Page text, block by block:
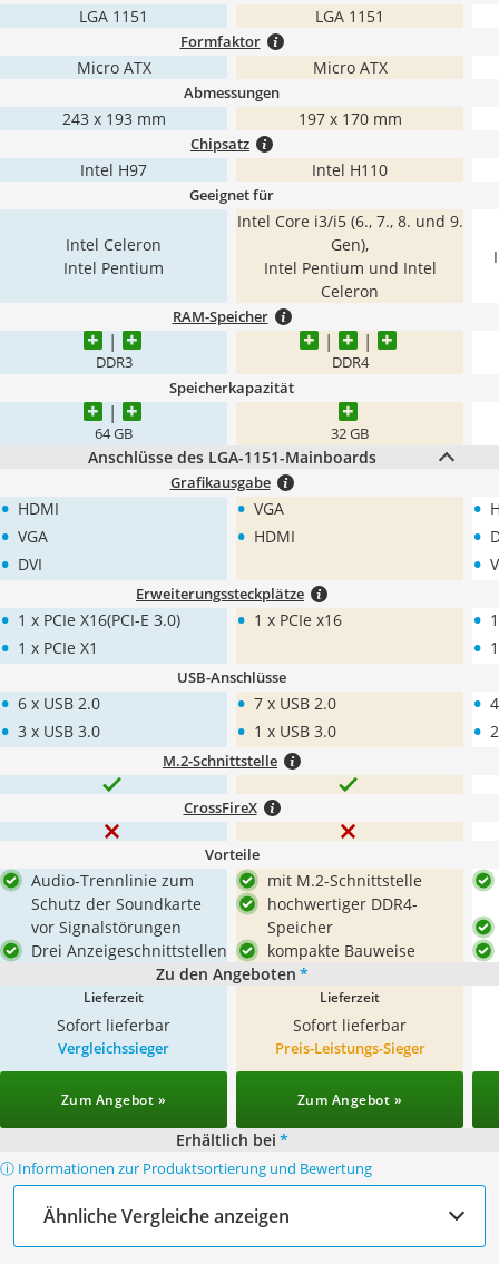
LGA 1151 LGA 1151
Formfaktor
Micro ATX Micro ATX
Abmessungen
243 x 193 mm 197 x 170 mm
Chipsatz
Intel H97 Intel H110
Geeignet für
Intel Celeron
Intel Pentium
Intel Core i3/i5 (6., 7., 8. und 9.
Gen),
Intel Pentium und Intel
Celeron
RAM-Speicher
DDR3 DDR4
Speicherkapazität
64 GB 32 GB
Anschlüsse des LGA-1151-Mainboards
Grafikausgabe
• HDMI
• VGA
• DVI
• VGA
• HDMI
•
•
•
Erweiterungssteckplätze
• 1 x PCIe X16(PCI-E 3.0)
• 1 x PCIe X1
• 1 x PCIe x16 •
•
USB-Anschlüsse
• 6 x USB 2.0
• 3 x USB 3.0
• 7 x USB 2.0
• 1 x USB 3.0
•
•
M.2-Schnittstelle
CrossFireX
Vorteile
Audio-Trennlinie zum
Schutz der Soundkarte
vor Signalstörungen
Drei Anzeigeschnittstellen
mit M.2-Schnittstelle
hochwertiger DDR4-
Speicher
kompakte Bauweise
Zu den Angeboten *
Lieferzeit
Sofort lieferbar
Lieferzeit
Sofort lieferbar
Vergleichssieger
Zum Angebot »
Preis-Leistungs-Sieger
Zum Angebot »
Erhältlich bei *
ⓘ Informationen zur Produktsortierung und Bewertung
Ähnliche Vergleiche anzeigen